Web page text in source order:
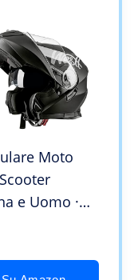
Moto
e Uomo ·